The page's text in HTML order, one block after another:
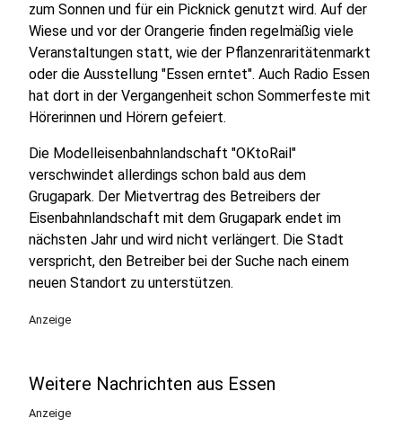
zum Sonnen und für ein Picknick genutzt wird. Auf der
Wiese und vor der Orangerie finden regelmäßig viele
Veranstaltungen statt, wie der Pflanzenraritätenmarkt
oder die Ausstellung "Essen erntet". Auch Radio Essen
hat dort in der Vergangenheit schon Sommerfeste mit
Hörerinnen und Hörern gefeiert.
Die Modelleisenbahnlandschaft "OKtoRail"
verschwindet allerdings schon bald aus dem
Grugapark. Der Mietvertrag des Betreibers der
Eisenbahnlandschaft mit dem Grugapark endet im
nächsten Jahr und wird nicht verlängert. Die Stadt
verspricht, den Betreiber bei der Suche nach einem
neuen Standort zu unterstützen.
Anzeige
Weitere Nachrichten aus Essen
Anzeige